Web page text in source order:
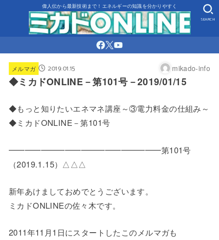
偉人伝から最新技術まで！エネルギーの知識を分かりやすく
SEARCH
メルマガ 2019.01.15 mikado-info
◆ミカドONLINE－第101号－2019/01/15
◆もっと知りたいエネマネ講座～③電力料金の仕組み～
◆ミカドONLINE－第101号
━━━━━━━━━━━━━━━━━━━第101号
（2019.1.15）△△△
新年あけましておめでとうございます。
ミカドONLINEの佐々木です。
2011年11月1日にスタートしたこのメルマガも